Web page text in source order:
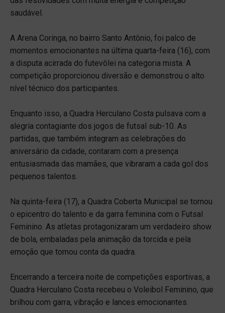
saudável.
A Arena Coringa, no bairro Santo Antônio, foi palco de
momentos emocionantes na última quarta-feira (16), com
a disputa acirrada do futevôlei na categoria mista. A
competição proporcionou diversão e demonstrou o alto
nível técnico dos participantes.
Enquanto isso, a Quadra Herculano Costa pulsava com a
alegria contagiante dos jogos de futsal sub-10. As
partidas, que também integram as celebrações do
aniversário da cidade, contaram com a presença
entusiasmada das mamães, que vibraram a cada gol dos
pequenos talentos.
Na quinta-feira (17), a Quadra Coberta Municipal se tornou
o epicentro do talento e da garra feminina com o Futsal
Feminino. As atletas protagonizaram um verdadeiro show
de bola, embaladas pela animação da torcida e pela
emoção que tomou conta da quadra.
Encerrando a terceira noite de competições esportivas, a
Quadra Herculano Costa recebeu o Voleibol Feminino, que
brilhou com garra, vibração e lances emocionantes.